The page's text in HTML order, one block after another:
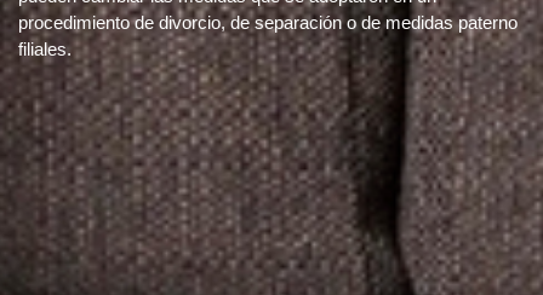
procedimiento de divorcio, de separación o de medidas paterno
filiales.